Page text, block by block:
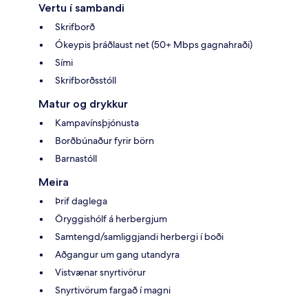
Vertu í sambandi
Skrifborð
Ókeypis þráðlaust net (50+ Mbps gagnahraði)
Sími
Skrifborðsstóll
Matur og drykkur
Kampavínsþjónusta
Borðbúnaður fyrir börn
Barnastóll
Meira
Þrif daglega
Öryggishólf á herbergjum
Samtengd/samliggjandi herbergi í boði
Aðgangur um gang utandyra
Vistvænar snyrtivörur
Snyrtivörum fargað í magni